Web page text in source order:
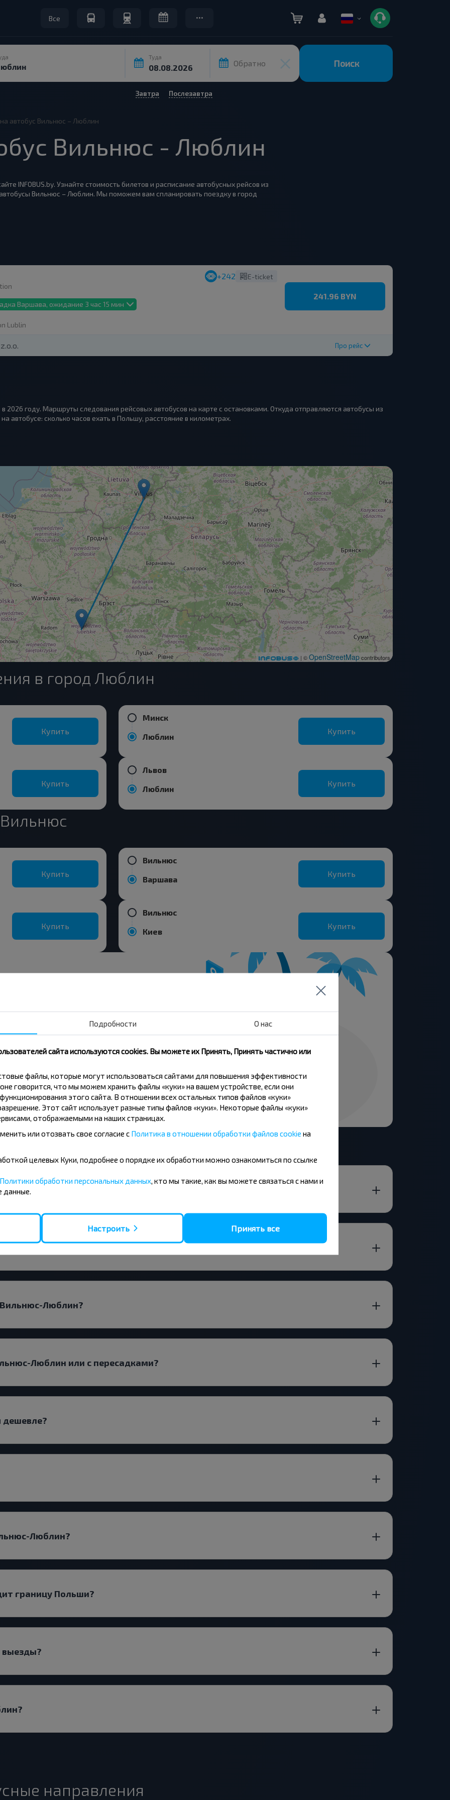
Все
Туда
Обратно Поиск
Завтра Послезавтра
автобус Вильнюс – Люблин
Вильнюс - Люблин
INFOBUS.by. Узнайте стоимость билетов и расписание автобусных рейсов из
Вильнюс – Люблин. Мы поможем вам спланировать поездку в город
Варшава, ожидание 3 час 15 мин
Lublin
+242 E-ticket
241.96 BYN
Про рейс
году. Маршруты следования рейсовых автобусов на карте с остановками. Откуда отправляются автобусы из
автобусе: сколько часов ехать в Польшу, расстояние в километрах.
| ©OpenStreetMapcontributors
в город Люблин
Купить
Купить
Минск
Люблин
Купить
Львов
Люблин
Купить
Купить
Купить
Вильнюс
Варшава
Купить
Вильнюс
Киев
Купить
и другие интересные
получение новостей и
Подписаться
рейс Вильнюс-Люблин?
маршруту?
Вильнюс-Люблин?
Люблин или с пересадками?
дешевле?
Люблин?
границу Польши?
выезды?
направления
Подробности О нас
сайта используются cookies. Вы можете их Принять, Принять частично или
файлы, которые могут использоваться сайтами для повышения эффективности
говорится, что мы можем хранить файлы «куки» на вашем устройстве, если они
этого сайта. В отношении всех остальных типов файлов «куки»
Этот сайт использует разные типы файлов «куки». Некоторые файлы «куки»
отображаемыми на наших страницах.
или отозвать свое согласие с Политика в отношении обработки файлов cookie на
целевых Куки, подробнее о порядке их обработки можно ознакомиться по ссылке
Политики обработки персональных данных , кто мы такие, как вы можете связаться с нами и
данные.
Настроить Принять все